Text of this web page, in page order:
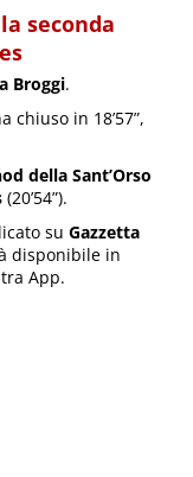
seconda
Broggi.
chiuso in 18’57”,
della Sant’Orso
(20’54”).
suGazzetta
disponibile in
App.